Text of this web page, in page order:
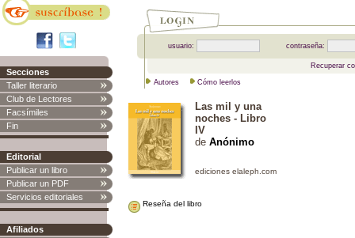
Secciones
Taller literario
Club de Lectores
Facsímiles
Fin
Editorial
Publicar un libro
Publicar un PDF
Servicios editoriales
Afiliados
usuario: contraseña:
Recuperar
Autores Cómo leerlos
Las mil y una
noches - Libro
IV
de Anónimo
Reseña del libro